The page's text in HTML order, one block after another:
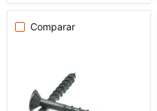
Comparar